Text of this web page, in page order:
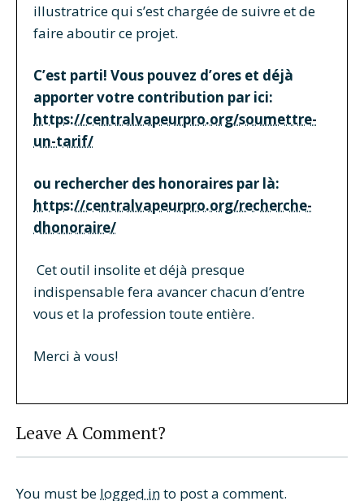
illustratrice qui s’est chargée de suivre et de
faire aboutir ce projet.
C’est parti! Vous pouvez d’ores et déjà
apporter votre contribution par ici:
https://centralvapeurpro.org/soumettre-
un-tarif/
ou rechercher des honoraires par là:
https://centralvapeurpro.org/recherche-
dhonoraire/
Cet outil insolite et déjà presque
indispensable fera avancer chacun d’entre
vous et la profession toute entière.
Merci à vous!
Leave A Comment?
You must be logged into post a comment.